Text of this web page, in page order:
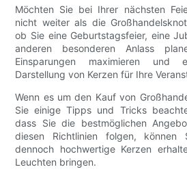
Möchten Sie bei Ihrer nächsten
nicht weiter als die
ob Sie eine Geburtstagsfeier, eine
anderen besonderen Anlass
Einsparungen maximieren und
Darstellung von Kerzen für Ihre
Wenn es um den Kauf von
Sie einige Tipps und Tricks
dass Sie die bestmöglichen
diesen Richtlinien folgen,
dennoch hochwertige Kerzen
Leuchten bringen.